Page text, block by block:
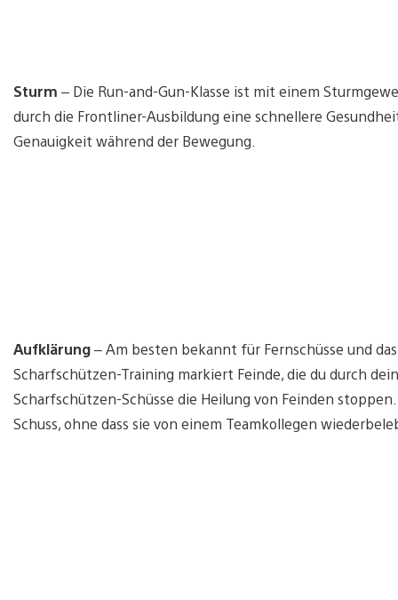
Sturm – Die Run-and-Gun-Klasse ist mit einem
durch die Frontliner-Ausbildung eine schnellere
Genauigkeit während der Bewegung.
Aufklärung– Am besten bekannt für Fernschüsse und
Scharfschützen-Training markiert Feinde, die du durch
Scharfschützen-Schüsse die Heilung von Feinden
Schuss, ohne dass sie von einem Teamkollegen